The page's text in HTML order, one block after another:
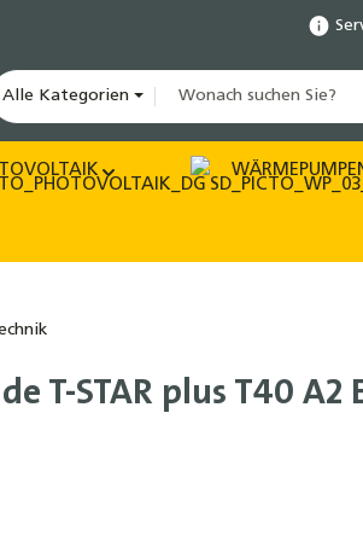
Alle Kategorien
T-STAR plus T40